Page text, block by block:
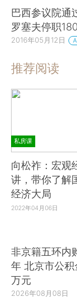
巴西参议院通
罗塞夫停职
2016年05月12日
推荐阅读
私房课
向松祚：宏观
讲，带你了解
经济大局
2022年04月06日
非京籍五环内
年 北京市公
万元
2026年08月08日